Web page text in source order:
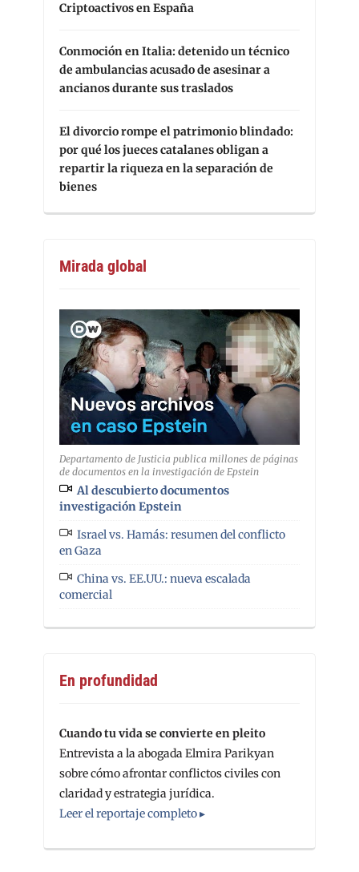
Criptoactivos en España
Conmoción en Italia: detenido un técnico
de ambulancias acusado de asesinar a
ancianos durante sus traslados
El divorcio rompe el patrimonio blindado:
por qué los jueces catalanes obligan a
repartir la riqueza en la separación de
bienes
Mirada global
Departamento de Justicia publica millones de páginas
de documentos en la investigación de Epstein
Al descubierto documentos
investigación Epstein
Israel vs. Hamás: resumen del conflicto
en Gaza
China vs. EE.UU.: nueva escalada
comercial
En profundidad
Cuando tu vida se convierte en pleito
Entrevista a la abogada Elmira Parikyan
sobre cómo afrontar conflictos civiles con
claridad y estrategia jurídica.
Leer el reportaje completo ▸